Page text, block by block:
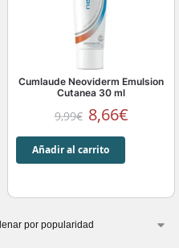
Cumlaude Neoviderm Emulsion
Cutanea 30 ml
9,99€ 8,66€
Añadir al carrito